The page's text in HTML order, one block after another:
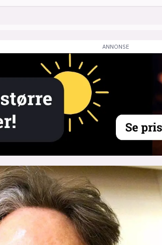
karriere
frontend backend
ukas koder